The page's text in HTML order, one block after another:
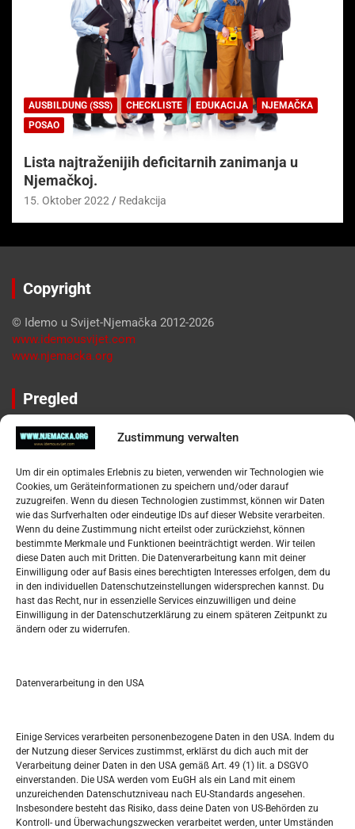
Zustimmung verwalten
Um dir ein optimales Erlebnis zu bieten, verwenden wir Technologien wie
Cookies, um Geräteinformationen zu speichern und/oder darauf
zuzugreifen. Wenn du diesen Technologien zustimmst, können wir Daten
wie das Surfverhalten oder eindeutige IDs auf dieser Website verarbeiten.
Wenn du deine Zustimmung nicht erteilst oder zurückziehst, können
bestimmte Merkmale und Funktionen beeinträchtigt werden. Wir teilen
diese Daten auch mit Dritten. Die Datenverarbeitung kann mit deiner
Einwilligung oder auf Basis eines berechtigten Interesses erfolgen, dem du
in den individuellen Datenschutzeinstellungen widersprechen kannst. Du
hast das Recht, nur in essenzielle Services einzuwilligen und deine
Einwilligung in der Datenschutzerklärung zu einem späteren Zeitpunkt zu
ändern oder zu widerrufen.
Datenverarbeitung in den USA
Einige Services verarbeiten personenbezogene Daten in den USA. Indem du
der Nutzung dieser Services zustimmst, erklärst du dich auch mit der
Verarbeitung deiner Daten in den USA gemäß Art. 49 (1) lit. a DSGVO
einverstanden. Die USA werden vom EuGH als ein Land mit einem
unzureichenden Datenschutzniveau nach EU-Standards angesehen.
Insbesondere besteht das Risiko, dass deine Daten von US-Behörden zu
Kontroll- und Überwachungszwecken verarbeitet werden, unter Umständen
AUSBILDUNG (SSS) CHECKLISTE EDUKACIJA
NJEMAČKA
POSAO
Lista najtraženijih deficitarnih zanimanja u
Njemačkoj.
15. Oktober 2022 Redakcija
Copyright
© Idemo u Svijet-Njemačka 2012-2026
www.idemousvijet.com
www.njemacka.org
Pregled
Impressum
Datenschutzerklärung
Widerufsbelehrung
Oglašavanje / Postavite svoj oglas
Tko je “Idemo u Svijet – Njemačka?
Pretražite stranicu:
S
e
a
h
M D M D F S S
1
3 4 5 6 7 8
10 11 12 13 14 15 16